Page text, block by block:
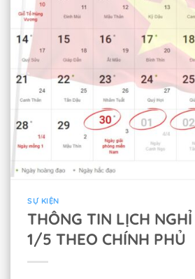
SỰ KIỆN
THÔNG TIN LỊCH
1/5 THEO CHÍNH PHỦ